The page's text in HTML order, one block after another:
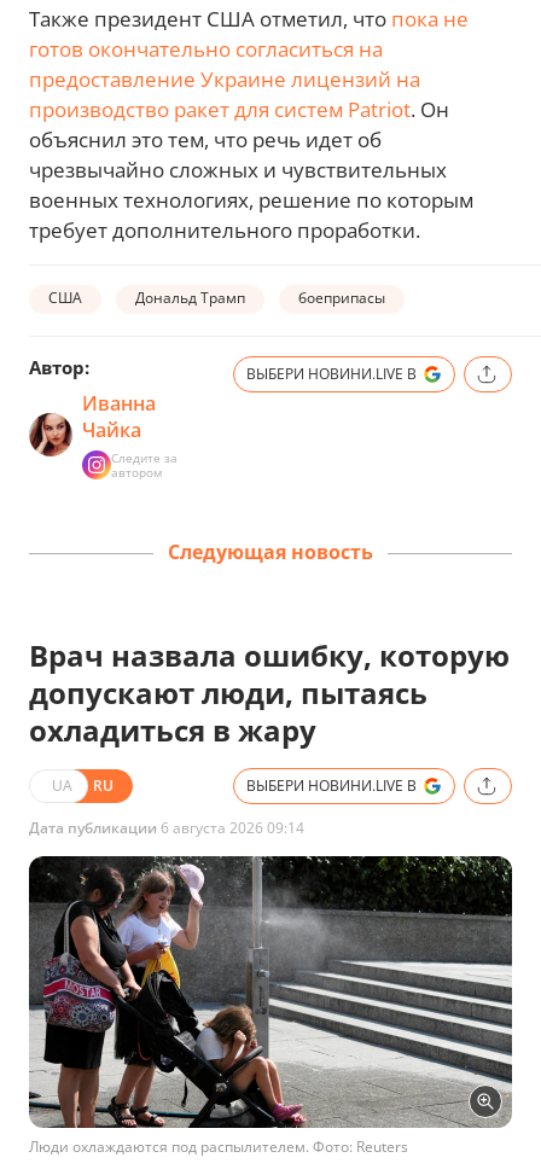
Также президент США отметил, что пока не
готов окончательно согласиться на
предоставление Украине лицензий на
производство ракет для систем Patriot. Он
объяснил это тем, что речь идет об
чрезвычайно сложных и чувствительных
военных технологиях, решение по которым
требует дополнительного проработки.
США Дональд Трамп боеприпасы
Автор:
Иванна
Чайка
Следите за
автором
ВЫБЕРИ НОВИНИ.LIVE В
Следующая новость
Врач назвала ошибку, которую
допускают люди, пытаясь
охладиться в жару
UA RU ВЫБЕРИ НОВИНИ.LIVE В
Дата публикации 6 августа 2026 09:14
Люди охлаждаются под распылителем. Фото: Reuters